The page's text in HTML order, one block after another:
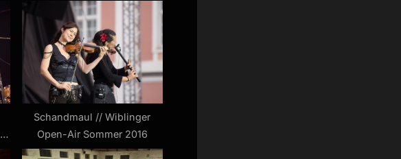
Schandmaul // Wiblinger
Open-Air Sommer 2016